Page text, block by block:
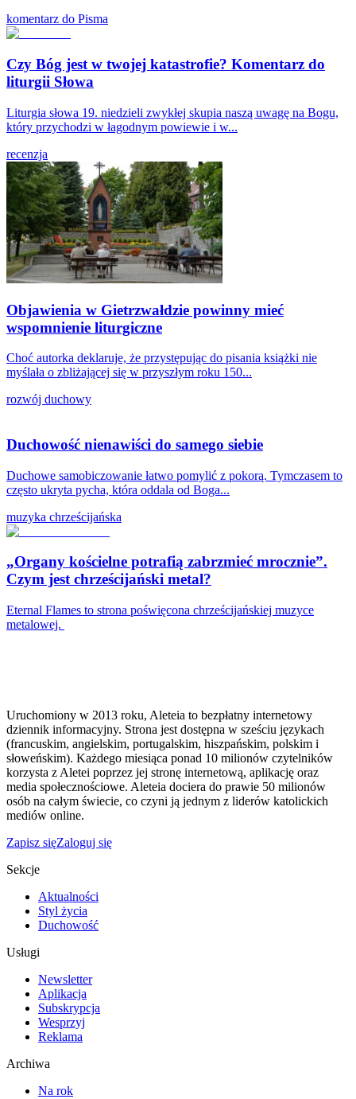
komentarz do Pisma
Czy Bóg jest w twojej katastrofie? Komentarz do
liturgii Słowa
Liturgia słowa 19. niedzieli zwykłej skupia naszą uwagę na Bogu,
który przychodzi w łagodnym powiewie i w...
recenzja
Objawienia w Gietrzwałdzie powinny mieć
wspomnienie liturgiczne
Choć autorka deklaruje, że przystępując do pisania książki nie
myślała o zbliżającej się w przyszłym roku 150...
rozwój duchowy
Duchowość nienawiści do samego siebie
Duchowe samobiczowanie łatwo pomylić z pokorą. Tymczasem to
często ukryta pycha, która oddala od Boga...
muzyka chrześcijańska
„Organy kościelne potrafią zabrzmieć mrocznie”.
Czym jest chrześcijański metal?
Eternal Flames to strona poświęcona chrześcijańskiej muzyce
metalowej.
Uruchomiony w 2013 roku, Aleteia to bezpłatny internetowy
dziennik informacyjny. Strona jest dostępna w sześciu językach
(francuskim, angielskim, portugalskim, hiszpańskim, polskim i
słoweńskim). Każdego miesiąca ponad 10 milionów czytelników
korzysta z Aletei poprzez jej stronę internetową, aplikację oraz
media społecznościowe. Aleteia dociera do prawie 50 milionów
osób na całym świecie, co czyni ją jednym z liderów katolickich
mediów online.
Zapisz sięZaloguj się
Sekcje
Aktualności
Styl życia
Duchowość
Usługi
Newsletter
Aplikacja
Subskrypcja
Wesprzyj
Reklama
Archiwa
Na rok